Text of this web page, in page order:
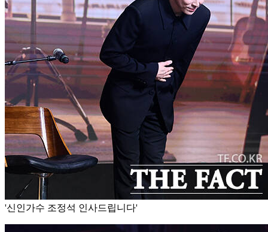
'신인가수 조정석 인사드립니다'